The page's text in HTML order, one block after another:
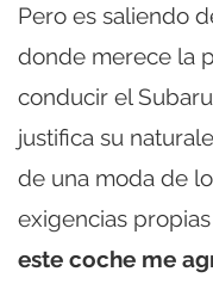
Pero es saliendo
donde merece la
conducir el
justifica su
de una moda de
exigencias
este coche me